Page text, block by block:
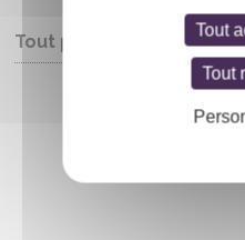
Tout public
Tout
Tout